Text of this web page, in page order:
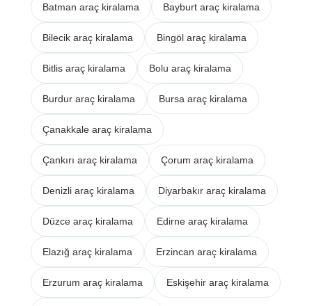
Batman araç kiralama Bayburt araç kiralama
Bilecik araç kiralama Bingöl araç kiralama
Bitlis araç kiralama Bolu araç kiralama
Burdur araç kiralama Bursa araç kiralama
Çanakkale araç kiralama
Çankırı araç kiralama Çorum araç kiralama
Denizli araç kiralama Diyarbakır araç kiralama
Düzce araç kiralama Edirne araç kiralama
Elazığ araç kiralama Erzincan araç kiralama
Erzurum araç kiralama Eskişehir araç kiralama